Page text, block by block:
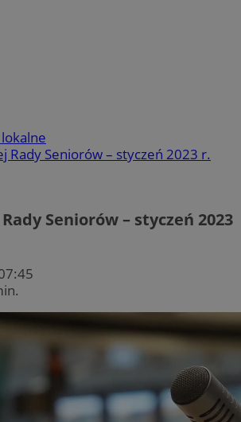
Rady Seniorów – styczeń 2023 r.
Seniorów – styczeń 2023